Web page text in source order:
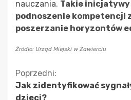
nauczania. Takie inicjatywy
podnoszenie kompetencji
poszerzanie horyzontów
Źródło: Urząd Miejski w Zawierciu
Kontynuuj
Poprzedni:
Jak zidentyfikować
dzieci?